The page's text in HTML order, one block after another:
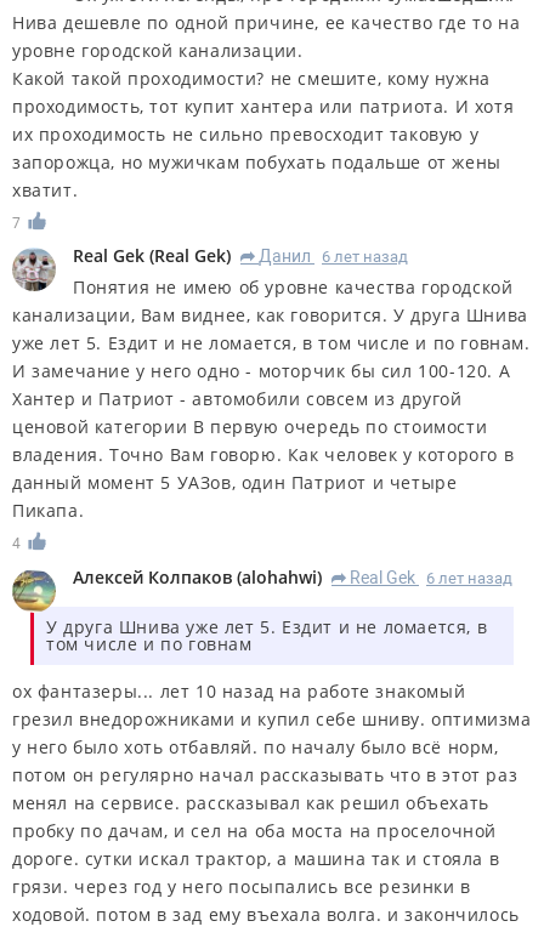
Нива дешевле по одной причине, ее качество где то на
уровне городской канализации.
Какой такой проходимости? не смешите, кому нужна
проходимость, тот купит хантера или патриота. И хотя
их проходимость не сильно превосходит таковую у
запорожца, но мужичкам побухать подальше от жены
хватит.
7
Real Gek (Real Gek) R Данил 6 лет назад
Понятия не имею об уровне качества городской
канализации, Вам виднее, как говорится. У друга Шнива
уже лет 5. Ездит и не ломается, в том числе и по говнам.
И замечание у него одно - моторчик бы сил 100-120. А
Хантер и Патриот - автомобили совсем из другой
ценовой категории В первую очередь по стоимости
владения. Точно Вам говорю. Как человек у которого в
данный момент 5 УАЗов, один Патриот и четыре
Пикапа.
4
Алексей Колпаков (alohahwi) R Real Gek 6 лет назад
У друга Шнива уже лет 5. Ездит и не ломается, в
том числе и по говнам
ох фантазеры... лет 10 назад на работе знакомый
грезил внедорожниками и купил себе шниву. оптимизма
у него было хоть отбавляй. по началу было всё норм,
потом он регулярно начал рассказывать что в этот раз
менял на сервисе. рассказывал как решил объехать
пробку по дачам, и сел на оба моста на проселочной
дороге. сутки искал трактор, а машина так и стояла в
грязи. через год у него посыпались все резинки в
ходовой. потом в зад ему въехала волга. и закончилось